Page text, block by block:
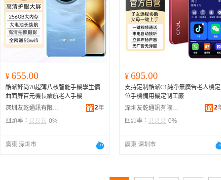
¥ 655.00
酷派鋒尚70超薄八核智能手機學生價
曲面屏百元機長續航老人手機
深圳友乾通訊有限公司
2年
回頭率：
0%
廣東 深圳市
¥ 695.00
支持定制酷派C1純凈無廣告老人機定
位手機備用機定制工廠
深圳友乾通訊有限公司
2
回頭率：
0%
廣東 深圳市